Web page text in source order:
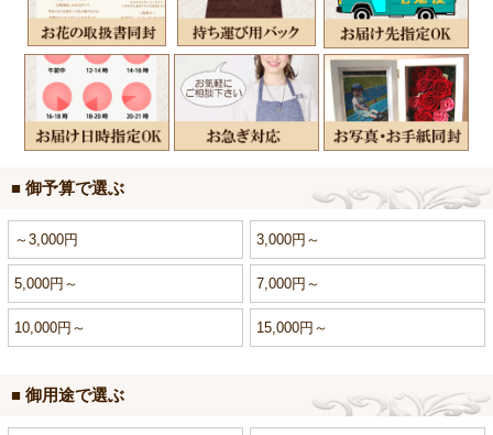
■ 御予算で選ぶ
～3,000円 3,000円～
5,000円～ 7,000円～
10,000円～ 15,000円～
■ 御用途で選ぶ